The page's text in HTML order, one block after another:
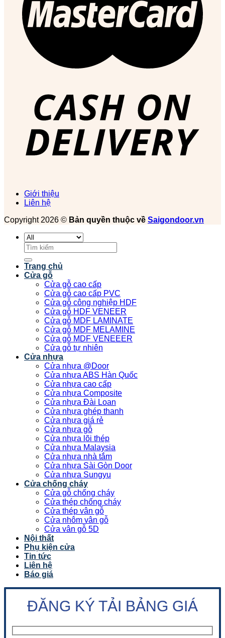
Giới thiệu
Liên hệ
Copyright 2026 © Bản quyền thuộc về Saigondoor.vn
Tìm
kiếm:
Trang chủ
Cửa gỗ
Cửa gỗ cao cấp
Cửa gỗ cao cấp PVC
Cửa gỗ công nghiệp HDF
Cửa gỗ HDF VENEER
Cửa gỗ MDF LAMINATE
Cửa gỗ MDF MELAMINE
Cửa gỗ MDF VENEEER
Cửa gỗ tự nhiên
Cửa nhựa
Cửa nhựa @Door
Cửa nhựa ABS Hàn Quốc
Cửa nhựa cao cấp
Cửa nhựa Composite
Cửa nhựa Đài Loan
Cửa nhựa ghép thanh
Cửa nhựa giá rẻ
Cửa nhựa gỗ
Cửa nhựa lõi thép
Cửa nhựa Malaysia
Cửa nhựa nhà tắm
Cửa nhựa Sài Gòn Door
Cửa nhựa Sungyu
Cửa chống cháy
Cửa gỗ chống cháy
Cửa thép chống cháy
Cửa thép vân gỗ
Cửa nhôm vân gỗ
Cửa vân gỗ 5D
Nội thất
Phụ kiện cửa
Tin tức
Liên hệ
Báo giá
ĐĂNG KÝ TẢI BẢNG GIÁ